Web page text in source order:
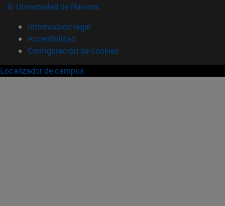
© Universidad de Navarra
Información legal
Accesibilidad
Configuración de cookies
Localizador de campus